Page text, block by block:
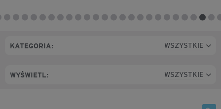
KATEGORIA: WSZYSTKIE
WYŚWIETL: WSZYSTKIE